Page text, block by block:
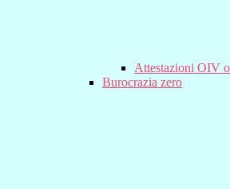
Attestazioni OIV
Burocrazia zero